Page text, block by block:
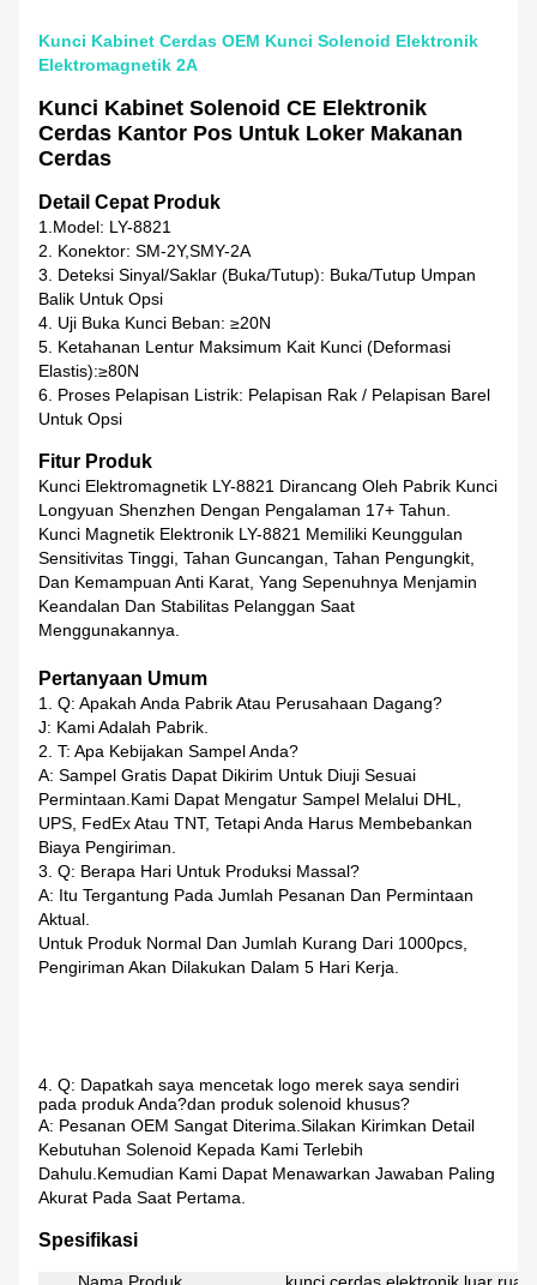
Kunci Kabinet Cerdas OEM Kunci Solenoid Elektronik
Elektromagnetik 2A
Kunci Kabinet Solenoid CE Elektronik
Cerdas Kantor Pos Untuk Loker Makanan
Cerdas
Detail Cepat Produk
1.Model: LY-8821
2. Konektor: SM-2Y,SMY-2A
3. Deteksi Sinyal/saklar (buka/tutup): Buka/Tutup Umpan
Balik Untuk Opsi
4. Uji Buka Kunci Beban: ≥20N
5. Ketahanan Lentur Maksimum Kait Kunci (deformasi
Elastis):≥80N
6. Proses Pelapisan Listrik: Pelapisan Rak / Pelapisan Barel
Untuk Opsi
Fitur Produk
Kunci Elektromagnetik LY-8821 Dirancang Oleh Pabrik Kunci
Longyuan Shenzhen Dengan Pengalaman 17+ Tahun.
Kunci Magnetik Elektronik LY-8821 Memiliki Keunggulan
Sensitivitas Tinggi, Tahan Guncangan, Tahan Pengungkit,
Dan Kemampuan Anti Karat, Yang Sepenuhnya Menjamin
Keandalan Dan Stabilitas Pelanggan Saat
Menggunakannya.
Pertanyaan Umum
1. Q: Apakah Anda Pabrik Atau Perusahaan Dagang?
J: Kami Adalah Pabrik.
2. T: Apa Kebijakan Sampel Anda?
A: Sampel Gratis Dapat Dikirim Untuk Diuji Sesuai
Permintaan.Kami Dapat Mengatur Sampel Melalui DHL,
UPS, FedEx Atau TNT, Tetapi Anda Harus Membebankan
Biaya Pengiriman.
3. Q: Berapa Hari Untuk Produksi Massal?
A: Itu Tergantung Pada Jumlah Pesanan Dan Permintaan
Aktual.
Untuk Produk Normal Dan Jumlah Kurang Dari 1000pcs,
Pengiriman Akan Dilakukan Dalam 5 Hari Kerja.
4. Q: Dapatkah saya mencetak logo merek saya sendiri
pada produk Anda?dan produk solenoid khusus?
A: Pesanan OEM Sangat Diterima.Silakan Kirimkan Detail
Kebutuhan Solenoid Kepada Kami Terlebih
Dahulu.Kemudian Kami Dapat Menawarkan Jawaban Paling
Akurat Pada Saat Pertama.
Spesifikasi